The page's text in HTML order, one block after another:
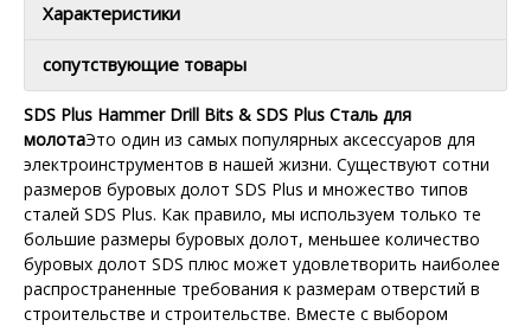
Характеристики
сопутствующие товары
SDS Plus Hammer Drill Bits & SDS Plus Сталь для
молотаЭто один из самых популярных аксессуаров для
электроинструментов в нашей жизни. Существуют сотни
размеров буровых долот SDS Plus и множество типов
сталей SDS Plus. Как правило, мы используем только те
большие размеры буровых долот, меньшее количество
буровых долот SDS плюс может удовлетворить наиболее
распространенные требования к размерам отверстий в
строительстве и строительстве. Вместе с выбором